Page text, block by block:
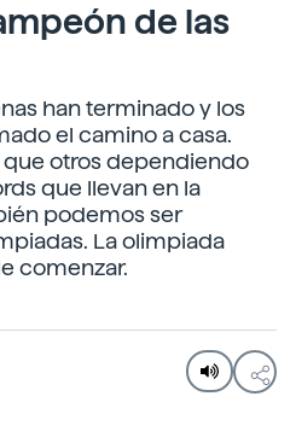
de las
han terminado y los
el camino a casa.
que otros dependiendo
que llevan en la
podemos ser
La olimpiada
comenzar.